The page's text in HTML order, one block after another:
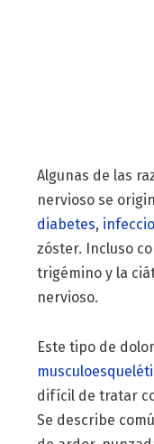
Algunas de las
nervioso se
diabetes,
zóster. Incluso
trigémino y la
nervioso.
Este tipo de
difícil de tratar
Se describe